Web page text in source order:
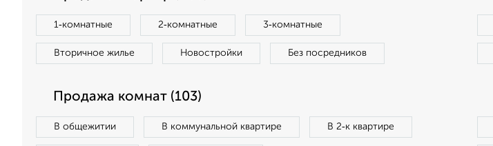
1‑комнатные 2‑комнатные 3‑комнатные
Вторичное жилье Новостройки Без посредников
Продажа комнат (103)
В общежитии В коммунальной квартире В 2‑к квартире